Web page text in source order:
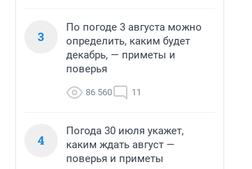
3
По погоде 3 августа можно
определить, каким будет
декабрь, — приметы и
поверья
86 560 11
4
Погода 30 июля укажет,
каким ждать август —
поверья и приметы